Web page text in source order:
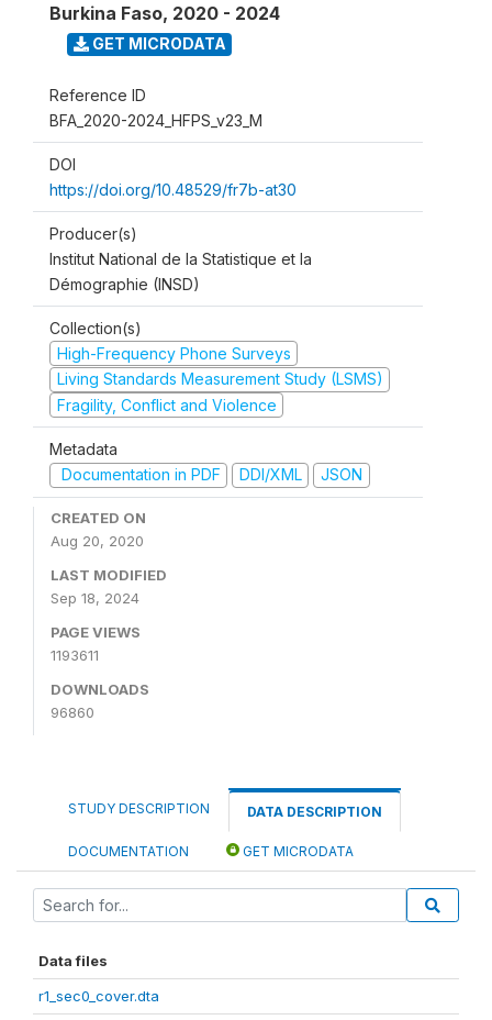
Burkina Faso, 2020 - 2024
GET MICRODATA
Reference ID
BFA_2020-2024_HFPS_v23_M
DOI
https://doi.org/10.48529/fr7b-at30
Producer(s)
Institut National de la Statistique et la
Démographie (INSD)
Collection(s)
High-Frequency Phone Surveys
Living Standards Measurement Study (LSMS)
Fragility, Conflict and Violence
Metadata
Documentation in PDF
DDI/XML JSON
CREATED ON
Aug 20, 2020
LAST MODIFIED
Sep 18, 2024
PAGE VIEWS
1193611
DOWNLOADS
96860
STUDY DESCRIPTION DATA DESCRIPTION
DOCUMENTATION GET MICRODATA
Data files
r1_sec0_cover.dta